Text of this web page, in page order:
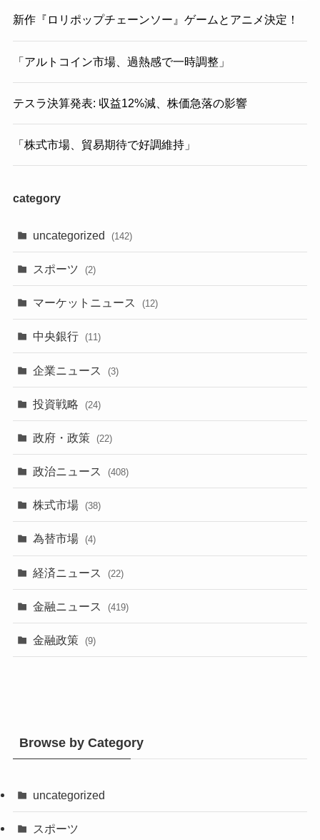
新作『ロリポップチェーンソー』ゲームとアニメ決定！
「アルトコイン市場、過熱感で一時調整」
テスラ決算発表: 収益12%減、株価急落の影響
「株式市場、貿易期待で好調維持」
category
uncategorized (142)
スポーツ (2)
マーケットニュース (12)
中央銀行 (11)
企業ニュース (3)
投資戦略 (24)
政府・政策 (22)
政治ニュース (408)
株式市場 (38)
為替市場 (4)
経済ニュース (22)
金融ニュース (419)
金融政策 (9)
Browse by Category
uncategorized
スポーツ